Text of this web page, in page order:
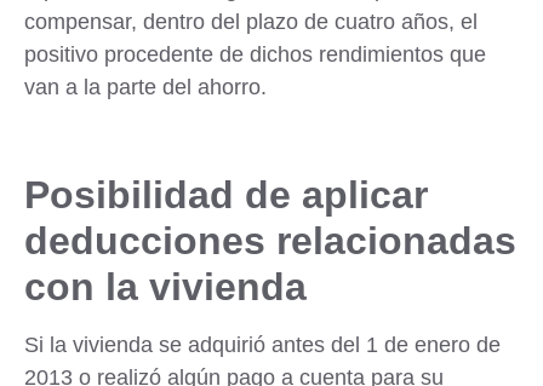
compensar, dentro del plazo de cuatro años, el
positivo procedente de dichos rendimientos que
van a la parte del ahorro.
Posibilidad de aplicar
deducciones relacionadas
con la vivienda
Si la vivienda se adquirió antes del 1 de enero de
2013 o realizó algún pago a cuenta para su